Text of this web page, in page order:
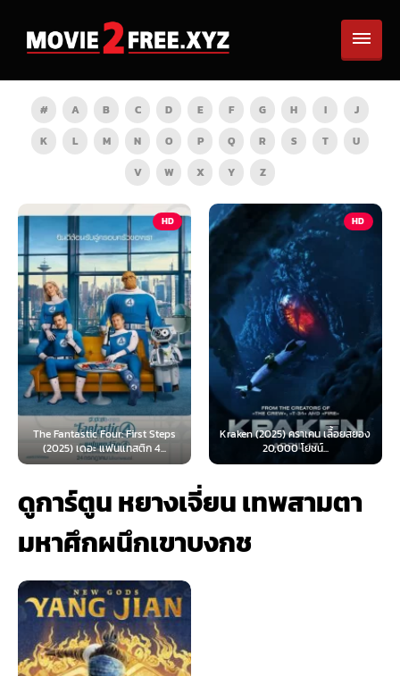
# A B C D E F G H I
J
K
L M N O P Q R S T
U
V
W X Y Z
HD
Four: First Steps
ะ แฟนแทสติก 4...
Kraken (2025) คราเคน เลื้อยสยอง
Oppenheimer
ดูการ์ตูน หยางเจี่ยน เทพสามตา
มหาศึกผนึกเขาบงกช